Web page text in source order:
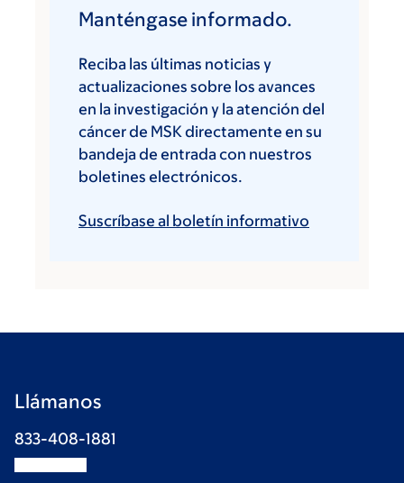
Manténgase informado.
Reciba las últimas noticias y
actualizaciones sobre los avances
en la investigación y la atención del
cáncer de MSK directamente en su
bandeja de entrada con nuestros
boletines electrónicos.
Suscríbase al boletín informativo
Llámanos
833-408-1881